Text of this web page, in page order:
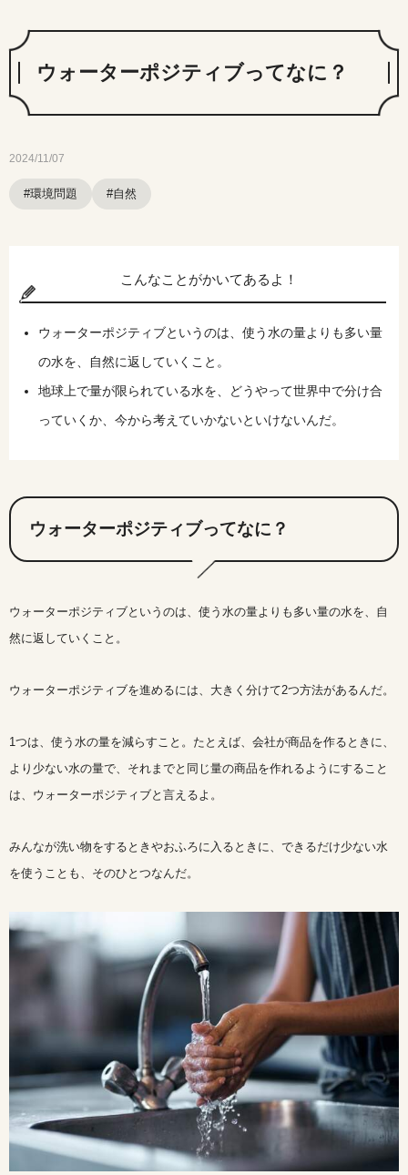
ウォーターポジティブってなに？
2024/11/07
#環境問題 #自然
こんなことがかいてあるよ！
ウォーターポジティブというのは、使う水の量よりも多い量
の水を、自然に返していくこと。
地球上で量が限られている水を、どうやって世界中で分け合
っていくか、今から考えていかないといけないんだ。
ウォーターポジティブってなに？
ウォーターポジティブというのは、使う水の量よりも多い量の水を、自
然に返していくこと。
ウォーターポジティブを進めるには、大きく分けて2つ方法があるんだ。
1つは、使う水の量を減らすこと。たとえば、会社が商品を作るときに、
より少ない水の量で、それまでと同じ量の商品を作れるようにすること
は、ウォーターポジティブと言えるよ。
みんなが洗い物をするときやおふろに入るときに、できるだけ少ない水
を使うことも、そのひとつなんだ。